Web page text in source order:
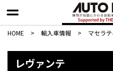
HOME > 輸入車情報 > マセラテ
レヴァンテ